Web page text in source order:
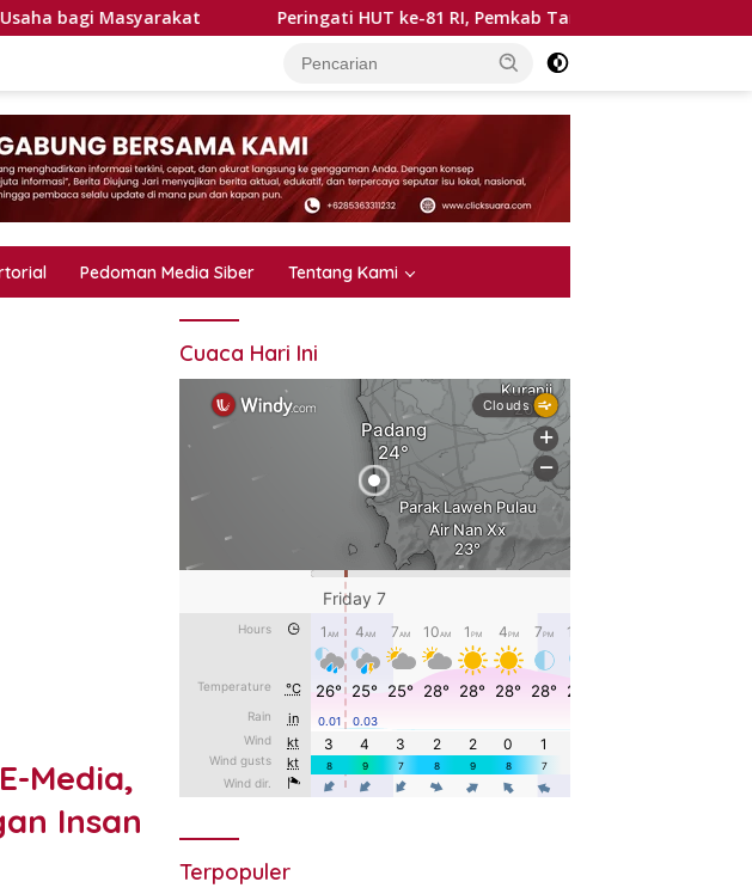
Peringati HUT ke-81 RI, Pemkab Tanah Datar Gelar Pawai Alegoris 18
Pedoman Media Siber Tentang Kami
Media,
Insan
Cuaca Hari Ini
Terpopuler